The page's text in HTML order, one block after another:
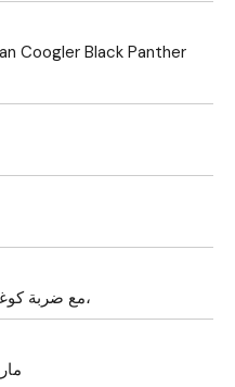
مع ضربة كوغلر الكبيرة من المجرمين هذا العام،